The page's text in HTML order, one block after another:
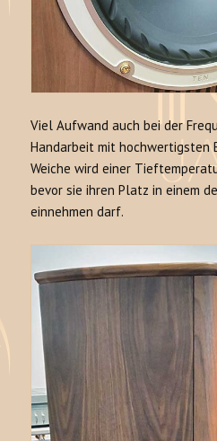
Viel Aufwand auch bei der
Handarbeit mit hochwertigsten
Weiche wird einer
bevor sie ihren Platz in einem
einnehmen darf.